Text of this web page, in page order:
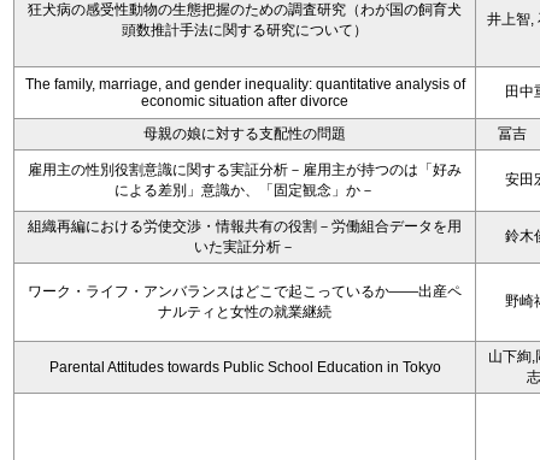
狂犬病の感受性動物の生態把握のための調査研究（わが国の飼育犬
頭数推計手法に関する研究について）
井上智,
The family, marriage, and gender inequality: quantitative analysis of
economic situation after divorce
田中
母親の娘に対する支配性の問題 冨吉
雇用主の性別役割意識に関する実証分析－雇用主が持つのは「好み
による差別」意識か、「固定観念」か－
安田
組織再編における労使交渉・情報共有の役割－労働組合データを用
いた実証分析－
鈴木
ワーク・ライフ・アンバランスはどこで起こっているか――出産ペ
ナルティと女性の就業継続
野崎
Parental Attitudes towards Public School Education in Tokyo
山下絢,
志